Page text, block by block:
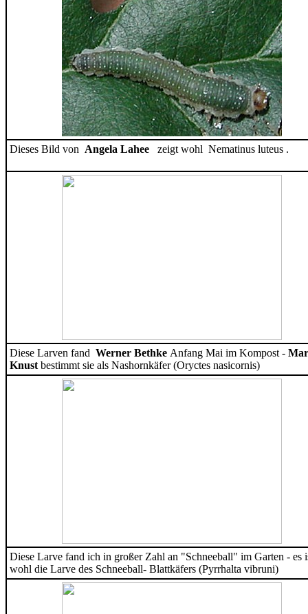
Dieses Bild von Angela Lahee zeigt wohl Nematinus luteus .
Diese Larven fand Werner Bethke Anfang Mai im Kompost -
Knust bestimmt sie als Nashornkäfer (Oryctes nasicornis)
Diese Larve fand ich in großer Zahl an "Schneeball" im Garten - es
wohl die Larve des Schneeball- Blattkäfers (Pyrrhalta vibruni)